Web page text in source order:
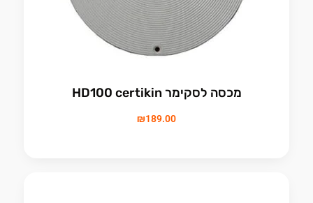
מכסה לסקימר HD100 certikin
₪189.00